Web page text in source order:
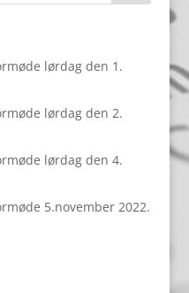
lørdag den 1.
lørdag den 2.
lørdag den 4.
5.november 2022.